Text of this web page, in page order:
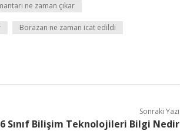
ne zaman çıkar
Borazan ne zaman icat edildi
Sonraki Yazı
6 Sınıf Bilişim Teknolojileri Bilgi Nedir